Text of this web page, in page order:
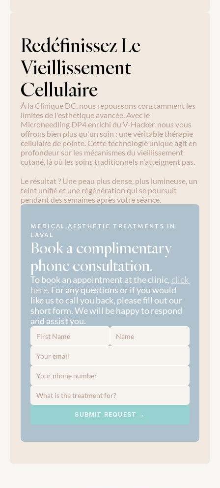
Redéfinissez Le
Vieillissement
Cellulaire
À la Clinique DC, nous repoussons constamment les
limites de l'esthétique avancée. Avec le
Microneedling DP4 enrichi du V-Hacker, nous vous
offrons bien plus qu'un soin : une véritable thérapie
cellulaire de pointe. Cette technologie unique agit en
profondeur sur les mécanismes du vieillissement
cutané, là où les soins traditionnels n'atteignent pas.
Le résultat ? Une peau plus dense, plus lumineuse, un
teint unifié et une régénération qui se poursuit
pendant des semaines après votre séance.
MEDICAL AESTHETIC TREATMENTS IN
LAVAL
Book a complimentary
phone consultation.
To book an appointment at the clinic, click
here. For any questions or if you would
like us to call you back, please fill out our
short form. We will be happy to respond
and assist you.
SUBMIT REQUEST →